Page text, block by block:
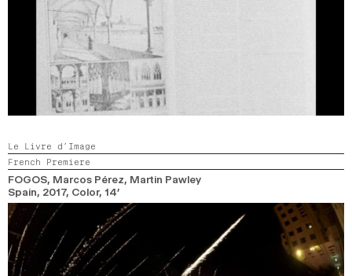
Le Livre d’Image
French Premiere
FOGOS, Marcos Pérez, Martin Pawley
Spain, 2017, Color, 14’